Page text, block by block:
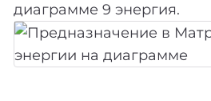
диаграмме 9 энергия.